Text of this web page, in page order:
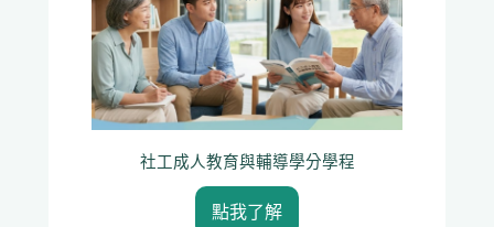
社工成人教育與輔導學分學程
點我了解